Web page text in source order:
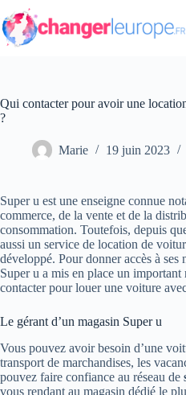
Passer
au
contenu
Qui contacter pour avoir une
?
Marie 19 juin 2023
Super u est une enseigne connue
commerce, de la vente et de la
consommation. Toutefois, depuis
aussi un service de location de
développé. Pour donner accès à ses
Super u a mis en place un
contacter pour louer une voiture
Le gérant d’un magasin Super u
Vous pouvez avoir besoin d’une
transport de marchandises, les
pouvez faire confiance au réseau de
vous rendant au magasin dédié le